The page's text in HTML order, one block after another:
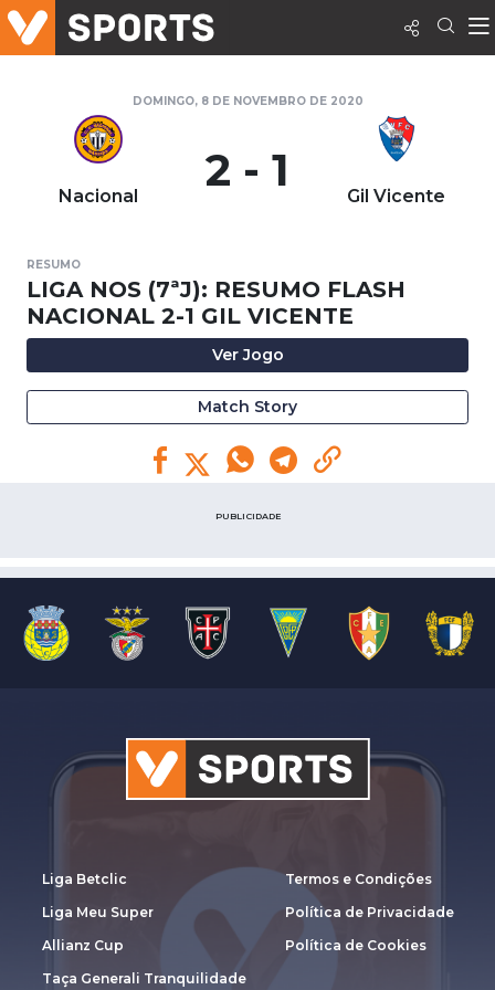
DOMINGO, 8 DE NOVEMBRO DE 2020
Nacional 2 - 1 Gil Vicente
RESUMO
LIGA NOS (7ªJ): RESUMO FLASH
NACIONAL 2-1 GIL VICENTE
Ver Jogo
Match Story
PUBLICIDADE
Liga Betclic
Liga Meu Super
Allianz Cup
Taça Generali Tranquilidade
Termos e Condições
Política de Privacidade
Política de Cookies